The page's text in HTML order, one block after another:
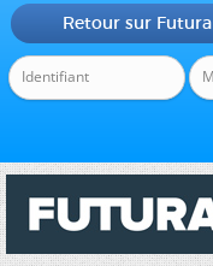
Retour sur Futura